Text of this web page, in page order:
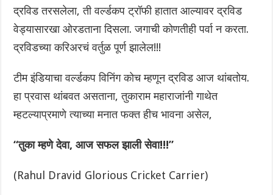
द्रविड तरसलेला, ती वर्ल्डकप ट्रॉफी हातात आल्यावर द्रविड
वेड्यासारखा ओरडताना दिसला. जगाची कोणतीही पर्वा न करता.
द्रविडच्या करिअरचं वर्तुळ पूर्ण झालेल!!!
टीम इंडियाचा वर्ल्डकप विनिंग कोच म्हणून द्रविड आज थांबतोय.
हा प्रवास थांबवत असताना, तुकाराम महाराजांनी गाथेत
म्हटल्याप्रमाणे त्याच्या मनात फक्त हीच भावना असेल,
“तुका म्हणे देवा, आज सफल झाली सेवा!!!”
(Rahul Dravid Glorious Cricket Carrier)